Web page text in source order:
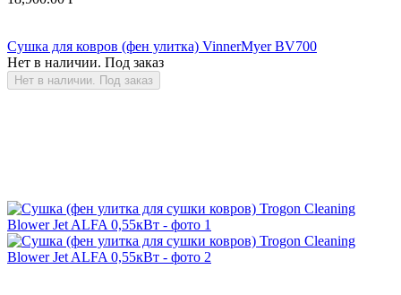
Сушка для ковров (фен улитка) VinnerMyer BV700
Нет в наличии. Под заказ
Нет в наличии. Под заказ